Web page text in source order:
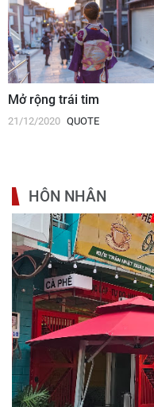
Mở rộng trái tim
21/12/2020 QUOTE
HÔN NHÂN